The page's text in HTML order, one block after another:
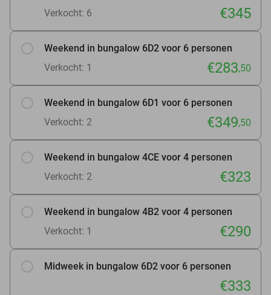
Verkocht: 6
€345
Weekend in bungalow 6D2 voor 6 personen
Verkocht: 1
€283,50
Weekend in bungalow 6D1 voor 6 personen
Verkocht: 2
€349,50
Weekend in bungalow 4CE voor 4 personen
Verkocht: 2
€323
Weekend in bungalow 4B2 voor 4 personen
Verkocht: 1
€290
Midweek in bungalow 6D2 voor 6 personen
€333